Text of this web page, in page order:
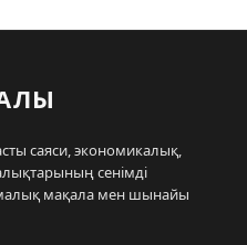
саяси, экономикалық,
сенімді
мақала мен шынайы